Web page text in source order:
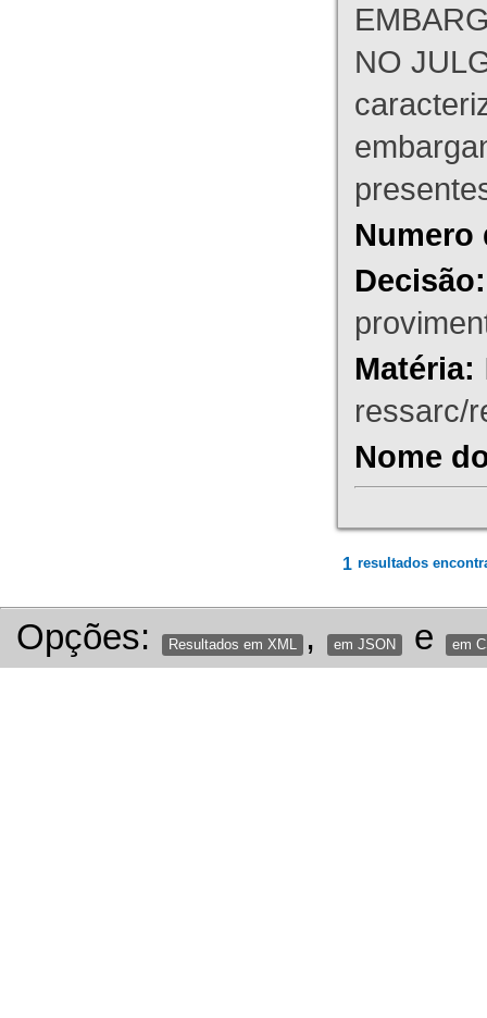
NO
Numero
Decisão:
Matéria:
ressarc/
Nome
1 resultados
Opções: Resultados em XML , em JSON e em